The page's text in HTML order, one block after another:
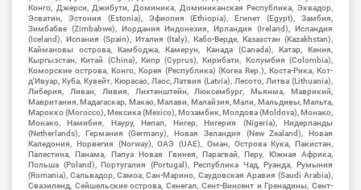
Конго, Джерси, Джибути, Доминика, Доминиканская Республика, Эквадор,
Эсватин, Эстония (Estonia), Эфиопия (Ethiopia), Египет (Egypt), Замбия,
Зимбабве (Zimbabwe), Иордания Индонезия, Ирландия (Ireland), Исландия
(Iceland), Испания (Spain), Италия (Italy), Кабо-Верде, Казахстан (Kazakhstan),
Каймановы острова, Камбоджа, Камерун, Канада (Canada), Катар, Кения,
Кыргызстан, Китай (China), Кипр (Cyprus), Кирибати, Колумбия (Colombia),
Коморские острова, Конго, Корея (Республика) (Korea Rep.), Коста-Рика, Кот-
д'Ивуар, Куба, Кувейт, Кюрасао, Лаос, Латвия (Latvia), Лесото, Литва (Lithuania),
Либерия, Ливан, Ливия, Лихтенштейн, Люксембург, Мьянма, Маврикий,
Мавритания, Мадагаскар, Макао, Малави, Малайзия, Мали, Мальдивы, Мальта,
Марокко (Morocco), Мексика (Mexico), Мозамбик, Молдова (Moldova), Монако,
Монако, Намибия, Науру, Непал, Нигер, Нигерия (Nigeria), Нидерланды
(Netherlands), Германия (Germany), Новая Зеландия (New Zealand), Новая
Каледония, Норвегия (Norway), ОАЭ (UAE), Оман, Острова Кука, Пакистан,
Палестина, Панама, Папуа Новая Гвинея, Парагвай, Перу, Южная Африка,
Польша (Poland), Португалия (Portugal), Республика Чад, Руанда, Румыния
(Romania), Сальвадор, Самоа, Сан-Марино, Саудовская Аравия (Saudi Arabia),
Свазиленд, Сейшельские острова, Сенегал, Сент-Винсент и Гренадины, Сент-